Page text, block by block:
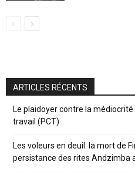
ARTICLES RÉCENTS
Le plaidoyer contre la
travail (PCT)
Les voleurs en deuil: la mort de
persistance des rites Andzimba